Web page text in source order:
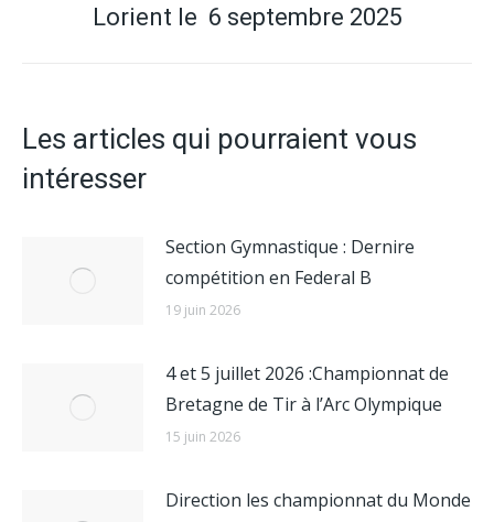
suivant
Lorient le 6 septembre 2025
Les articles qui pourraient vous
intéresser
Section Gymnastique : Dernire
compétition en Federal B
19 juin 2026
4 et 5 juillet 2026 :Championnat de
Bretagne de Tir à l’Arc Olympique
15 juin 2026
Direction les championnat du Monde